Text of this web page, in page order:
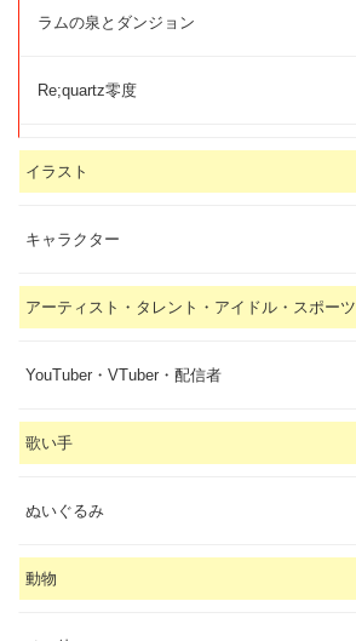
ラムの泉とダンジョン
Re;quartz零度
イラスト
キャラクター
アーティスト・タレント・アイドル・スポーツ
YouTuber・VTuber・配信者
歌い手
ぬいぐるみ
動物